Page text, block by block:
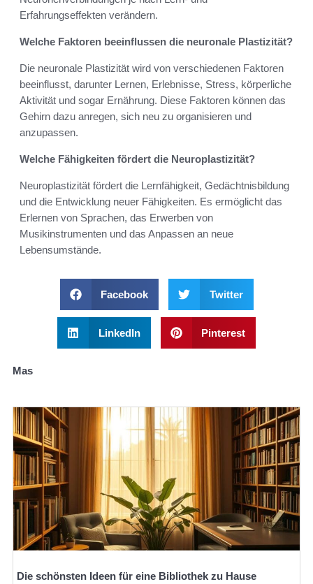
Erfahrungseffekten verändern.
Welche Faktoren beeinflussen die neuronale Plastizität?
Die neuronale Plastizität wird von verschiedenen Faktoren
beeinflusst, darunter Lernen, Erlebnisse, Stress, körperliche
Aktivität und sogar Ernährung. Diese Faktoren können das
Gehirn dazu anregen, sich neu zu organisieren und
anzupassen.
Welche Fähigkeiten fördert die Neuroplastizität?
Neuroplastizität fördert die Lernfähigkeit, Gedächtnisbildung
und die Entwicklung neuer Fähigkeiten. Es ermöglicht das
Erlernen von Sprachen, das Erwerben von
Musikinstrumenten und das Anpassen an neue
Lebensumstände.
Facebook Twitter
LinkedIn Pinterest
Mas
Die schönsten Ideen für eine Bibliothek zu Hause